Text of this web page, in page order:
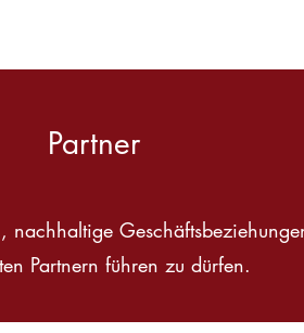
Partner
Partnern führen zu dürfen.